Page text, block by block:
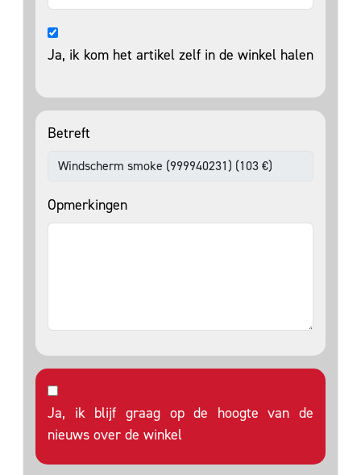
Ja, ik kom het artikel zelf in de winkel halen
Betreft
Opmerkingen
Ja, ik blijf graag op de hoogte van de
nieuws over de winkel